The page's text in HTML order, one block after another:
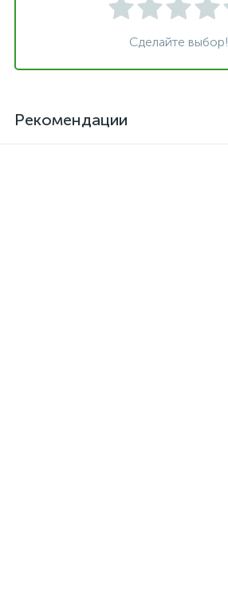
Сделайте выбор!
Рекомендации